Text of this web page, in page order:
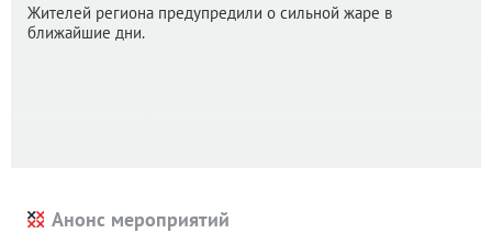
Жителей региона предупредили о сильной жаре в
ближайшие дни.
Анонс мероприятий